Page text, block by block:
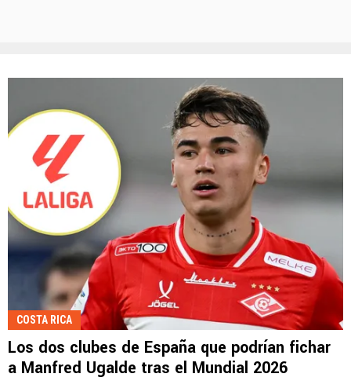
COSTA RICA
Los dos clubes de España que podrían fichar
a Manfred Ugalde tras el Mundial 2026